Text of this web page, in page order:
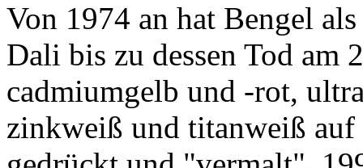
Von 1974 an hat Bengel
Dali bis zu dessen Tod am
cadmiumgelb und -rot,
zinkweiß und titanweiß